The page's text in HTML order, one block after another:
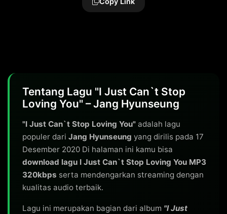
Tentang Lagu "I Just Can`t Stop
Loving You" – Jang Hyunseung
"I Just Can`t Stop Loving You" adalah lagu
populer dari Jang Hyunseung yang dirilis pada 17
Desember 2020 Di halaman ini kamu bisa
download lagu I Just Can`t Stop Loving You MP3
320kbps serta mendengarkan streaming dengan
kualitas audio terbaik.
Lagu ini merupakan bagian dari album "I Just